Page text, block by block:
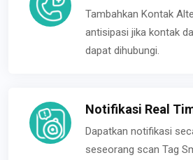
Tambahkan Kontak
antisipasi jika kontak
dapat dihubungi.
Notifikasi Real
Dapatkan notifikasi
seseorang scan Tag